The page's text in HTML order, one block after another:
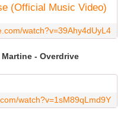
(Official Music Video)
watch?v=39Ahy4dUyL4
- Overdrive
watch?v=1sM89qLmd9Y